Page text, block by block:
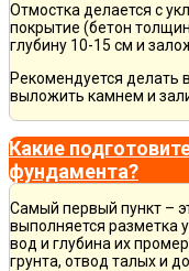
Отмостка делается с
покрытие (бетон
глубину 10-15 см и
Рекомендуется делать
выложить камнем и
Какие
фундамента?
Самый первый пункт –
выполняется разметка
вод и глубина их
грунта, отвод талых и